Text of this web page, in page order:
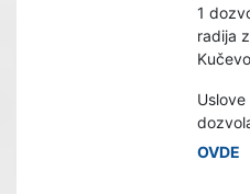
1
radija
Kučevo
OVDE